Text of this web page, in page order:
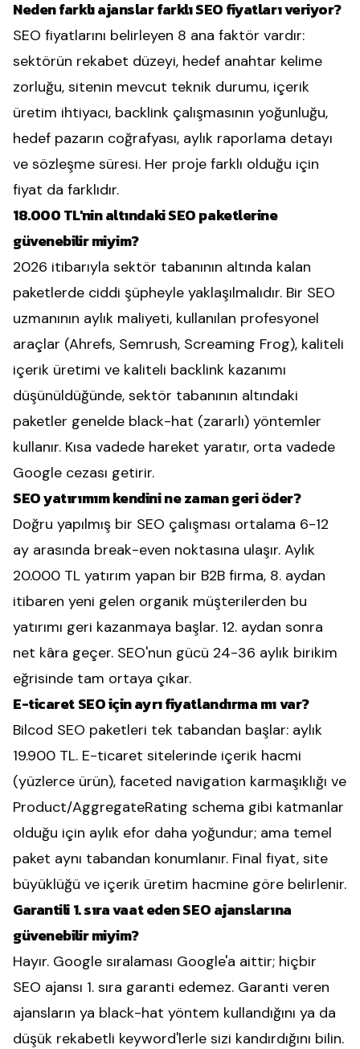
Neden farklı ajanslar farklı SEO fiyatları veriyor?
SEO fiyatlarını belirleyen 8 ana faktör vardır:
sektörün rekabet düzeyi, hedef anahtar kelime
zorluğu, sitenin mevcut teknik durumu, içerik
üretim ihtiyacı, backlink çalışmasının yoğunluğu,
hedef pazarın coğrafyası, aylık raporlama detayı
ve sözleşme süresi. Her proje farklı olduğu için
fiyat da farklıdır.
18.000 TL'nin altındaki SEO paketlerine
güvenebilir miyim?
2026 itibarıyla sektör tabanının altında kalan
paketlerde ciddi şüpheyle yaklaşılmalıdır. Bir SEO
uzmanının aylık maliyeti, kullanılan profesyonel
araçlar (Ahrefs, Semrush, Screaming Frog), kaliteli
içerik üretimi ve kaliteli backlink kazanımı
düşünüldüğünde, sektör tabanının altındaki
paketler genelde black-hat (zararlı) yöntemler
kullanır. Kısa vadede hareket yaratır, orta vadede
Google cezası getirir.
SEO yatırımım kendini ne zaman geri öder?
Doğru yapılmış bir SEO çalışması ortalama 6-12
ay arasında break-even noktasına ulaşır. Aylık
20.000 TL yatırım yapan bir B2B firma, 8. aydan
itibaren yeni gelen organik müşterilerden bu
yatırımı geri kazanmaya başlar. 12. aydan sonra
net kâra geçer. SEO'nun gücü 24-36 aylık birikim
eğrisinde tam ortaya çıkar.
E-ticaret SEO için ayrı fiyatlandırma mı var?
Bilcod SEO paketleri tek tabandan başlar: aylık
19.900 TL. E-ticaret sitelerinde içerik hacmi
(yüzlerce ürün), faceted navigation karmaşıklığı ve
Product/AggregateRating schema gibi katmanlar
olduğu için aylık efor daha yoğundur; ama temel
paket aynı tabandan konumlanır. Final fiyat, site
büyüklüğü ve içerik üretim hacmine göre belirlenir.
Garantili 1. sıra vaat eden SEO ajanslarına
güvenebilir miyim?
Hayır. Google sıralaması Google'a aittir; hiçbir
SEO ajansı 1. sıra garanti edemez. Garanti veren
ajansların ya black-hat yöntem kullandığını ya da
düşük rekabetli keyword'lerle sizi kandırdığını bilin.